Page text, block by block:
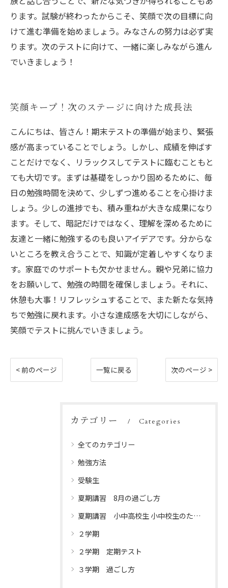
ります。試験が終わったからこそ、笑顔で次の目標に向
けて進む準備を始めましょう。みなさんの努力は必ず実
ります。次のテストに向けて、一緒に楽しみながら進ん
でいきましょう！
笑顔キープ！次のステージに向けた成長法
こんにちは、皆さん！期末テストの準備が始まり、緊張
感が高まっていることでしょう。しかし、成績を伸ばす
ことだけでなく、リラックスしてテストに臨むこともと
ても大切です。まずは基礎をしっかり固めるために、毎
日の勉強時間を決めて、少しずつ進めることを心掛けま
しょう。少しの進捗でも、積み重ねが大きな成果になり
ます。そして、暗記だけではなく、理解を深めるために
友達と一緒に勉強するのも良いアイデアです。分からな
いところを教え合うことで、知識が定着しやすくなりま
す。家庭でのサポートも欠かせません。親や兄弟に協力
をお願いして、勉強の時間を確保しましょう。それに、
休憩も大事！リフレッシュすることで、また新たな気持
ちで勉強に戻れます。小さな達成感を大切にしながら、
笑顔でテストに挑んでいきましょう。
< 前のページ 一覧に戻る 次のページ >
カテゴリー Categories
全てのカテゴリー
勉強方法
受験生
夏期講習 8月の過ごし方
夏期講習 小中高校生 小中校生のための夏休みプログラム
２学期
２学期 定期テスト
３学期 過ごし方